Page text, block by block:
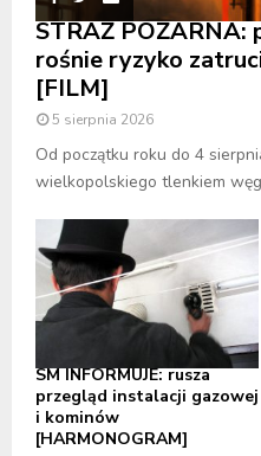
STRAŻ POŻARNA:
rośnie ryzyko
[FILM]
5 sierpnia 2026
Od początku roku do 4
wielkopolskiego tlenkiem
SM INFORMUJE: rusza
przegląd instalacji gazowej
i kominów
[HARMONOGRAM]